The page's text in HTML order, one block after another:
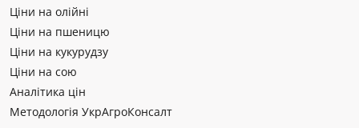
Ціни на олійні
Ціни на пшеницю
Ціни на кукурудзу
Ціни на сою
Аналітика цін
Методологія УкрАгроКонсалт